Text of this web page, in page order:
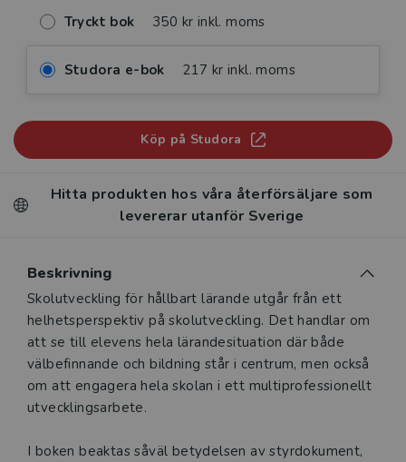
Tryckt bok 350 kr inkl. moms
Studora e-bok 217 kr inkl. moms
Köp på Studora
Hitta produkten hos våra återförsäljare som
levererar utanför Sverige
Beskrivning
Beskrivning
Skolutveckling för hållbart lärande utgår från ett
helhetsperspektiv på skolutveckling. Det handlar om
att se till elevens hela lärande­situation där både
välbefinnande och bildning står i centrum, men också
om att engagera hela skolan i ett multiprofessionellt
utvecklingsarbete.
I boken beaktas såväl betydelsen av styrdokument,